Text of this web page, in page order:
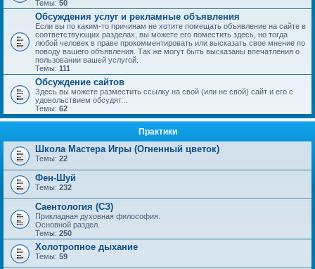
Темы: 50
Обсуждения услуг и рекламные объявления
Если вы по каким-то причинам не хотите помещать объявление на сайте в
соответствующих разделах, вы можете его поместить здесь, но тогда
любой человек в праве прокомментировать или высказать свое мнение по
поводу вашего объявления. Так же могут быть высказаны впечатления о
пользовании вашей услугой.
Темы: 111
Обсуждение сайтов
Здесь вы можете разместить ссылку на свой (или не свой) сайт и его с
удовольствием обсудят...
Темы: 62
Практики
Школа Мастера Игры (Огненный цветок)
Темы: 22
Фен-Шуй
Темы: 232
Саентология (СЗ)
Прикладная духовная философия.
Основной раздел.
Темы: 250
Холотропное дыхание
Темы: 59